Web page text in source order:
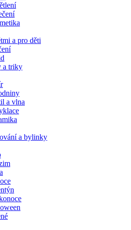
a pro děti
a triky
a vlna
a bylinky